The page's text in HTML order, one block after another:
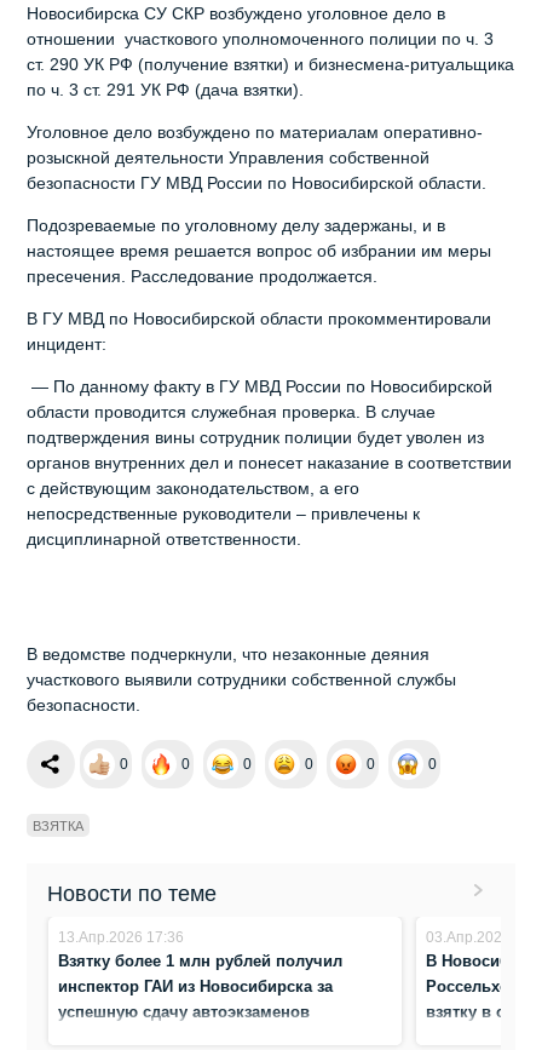
Новосибирска СУ СКР возбуждено уголовное дело в
отношении участкового уполномоченного полиции по ч. 3
ст. 290 УК РФ (получение взятки) и бизнесмена-ритуальщика
по ч. 3 ст. 291 УК РФ (дача взятки).
Уголовное дело возбуждено по материалам оперативно-
розыскной деятельности Управления собственной
безопасности ГУ МВД России по Новосибирской области.
Подозреваемые по уголовному делу задержаны, и в
настоящее время решается вопрос об избрании им меры
пресечения. Расследование продолжается.
В ГУ МВД по Новосибирской области прокомментировали
инцидент:
— По данному факту в ГУ МВД России по Новосибирской
области проводится служебная проверка. В случае
подтверждения вины сотрудник полиции будет уволен из
органов внутренних дел и понесет наказание в соответствии
с действующим законодательством, а его
непосредственные руководители – привлечены к
дисциплинарной ответственности.
В ведомстве подчеркнули, что незаконные деяния
участкового выявили сотрудники собственной службы
безопасности.
0 0 0 0 0 0
ВЗЯТКА
Новости по теме
13.Апр.2026 17:36
Взятку более 1 млн рублей получил
инспектор ГАИ из Новосибирска за
успешную сдачу автоэкзаменов
03.Апр.2026
В
взятку в